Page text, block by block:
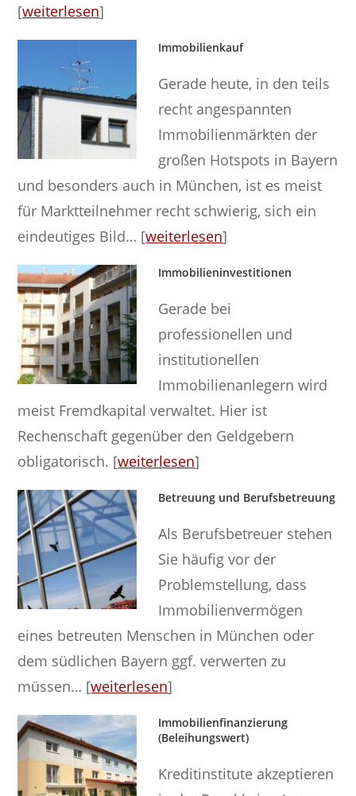
[weiterlesen]
Immobilienkauf
Gerade heute, in den teils
recht angespannten
Immobilienmärkten der
großen Hotspots in Bayern
und besonders auch in München, ist es meist
für Marktteilnehmer recht schwierig, sich ein
eindeutiges Bild… [weiterlesen]
Immobilieninvestitionen
Gerade bei
professionellen und
institutionellen
Immobilienanlegern wird
meist Fremdkapital verwaltet. Hier ist
Rechenschaft gegenüber den Geldgebern
obligatorisch. [weiterlesen]
Betreuung und Berufsbetreuung
Als Berufsbetreuer stehen
Sie häufig vor der
Problemstellung, dass
Immobilienvermögen
eines betreuten Menschen in München oder
dem südlichen Bayern ggf. verwerten zu
müssen… [weiterlesen]
Immobilienfinanzierung
(Beleihungswert)
Kreditinstitute akzeptieren